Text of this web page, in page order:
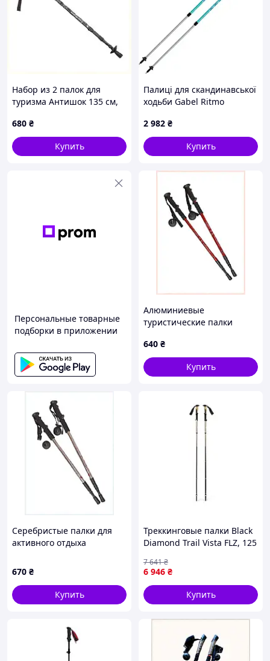
Набор из 2 палок для
туризма Антишок 135 см,
680 ₴
Купить
Палиці для скандинавської
ходьби Gabel Ritmo
2 982 ₴
Купить
Персональные товарные
подборки в приложении
Алюминиевые
туристические палки
ручкой, E86E07548M
640 ₴
Купить
Серебристые палки для
активного отдыха
670 ₴
Купить
Треккинговые палки Black
Diamond Trail Vista FLZ, 125
6 946 ₴
7 641₴
Купить